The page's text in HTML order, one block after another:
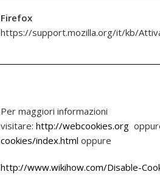
Firefox
https://support.mozilla.org/it/kb/
Per maggiori informazioni
visitare: http://webcookies.org
cookies/index.html oppure
http://www.wikihow.com/Disable-